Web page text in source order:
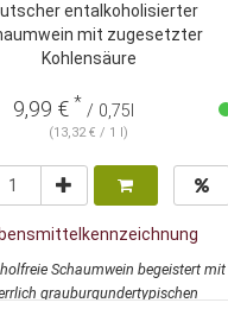
entalkoholisierter
mit zugesetzter
Kohlensäure
9,99 € * / 0,75l
(13,32 € / 1 l)
Schaumwein begeistert mit
grauburgundertypischen